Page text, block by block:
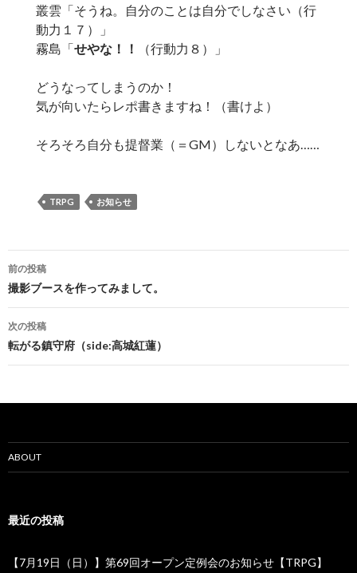
叢雲「そうね。自分のことは自分でしなさい（行
動力１７）」
霧島「せやな！！ （行動力８）」
どうなってしまうのか！
気が向いたらレポ書きますね！（書けよ）
そろそろ自分も提督業（＝GM）しないとなあ……
TRPG お知らせ
投
稿
ナ
ビ
ー
ョ
前の投稿
撮影ブースを作ってみまして。
次の投稿
転がる鎮守府（side:高城紅蓮）
ABOUT
最近の投稿
【7月19日（日）】第69回オープン定例会のお知らせ【TRPG】